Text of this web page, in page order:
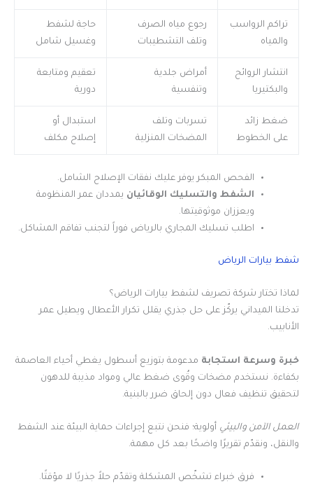
تراكم الرواسب
والمياه
رجوع مياه الصرف
وتلف التشطيبات
حاجة لشفط
وغسيل شامل
انتشار الروائح
والبكتيريا
أمراض جلدية
وتنفسية
تعقيم ومتابعة
دورية
ضغط زائد
على الخطوط
تسربات وتلف
المضخات المنزلية
استبدال أو
إصلاح مكلف
الفحص المبكر يوفر عليك نفقات الإصلاح الشامل.
الشفط والتسليك الوقائيان يمددان عمر المنظومة
ويعززان موثوقيتها.
اطلب تسليك المجاري بالرياض فوراً لتجنب تفاقم المشاكل.
شفط بيارات الرياض
لماذا تختار شركة تصريف لشفط بيارات الرياض؟
تدخلنا الميداني يركّز على حل جذري يقلل تكرار الأعطال ويطيل عمر
الأنابيب.
خبرة وسرعة استجابة مدعومة بتوزيع أسطول يغطي أحياء العاصمة
بكفاءة. نستخدم مضخات وقُوى ضغط عالي ومواد مذيبة للدهون
لتحقيق تنظيف فعال دون إلحاق ضرر بالبنية.
العمل الآمن والبيئي أولوية؛ فنحن نتبع إجراءات حماية البيئة عند الشفط
والنقل، ونقدّم تقريرًا واضحًا بعد كل مهمة.
فرق خبراء تشخّص المشكلة وتقدّم حلاً جذريًا لا مؤقتًا.